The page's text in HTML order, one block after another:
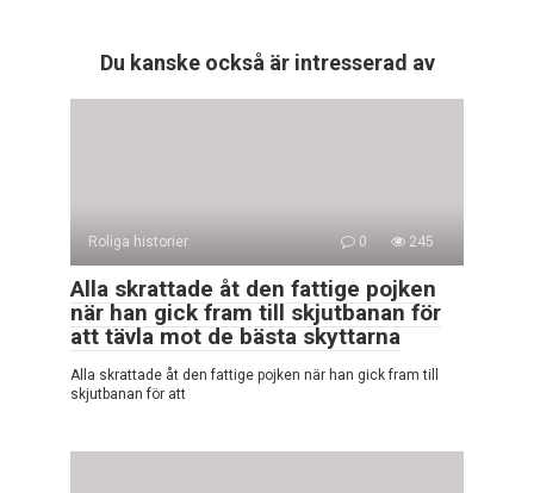
Du kanske också är intresserad av
Roliga historier 0 245
Alla skrattade åt den fattige pojken
när han gick fram till skjutbanan för
att tävla mot de bästa skyttarna
Alla skrattade åt den fattige pojken när han gick fram till
skjutbanan för att